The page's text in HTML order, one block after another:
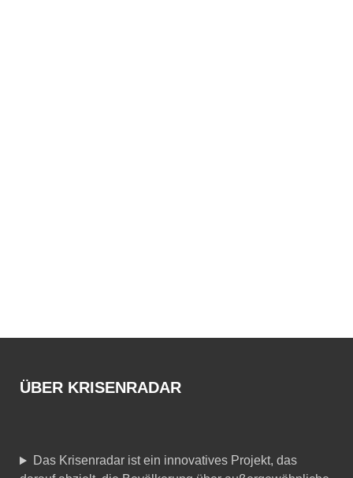
ÜBER KRISENRADAR
Das Krisenradar ist ein innovatives Projekt, das